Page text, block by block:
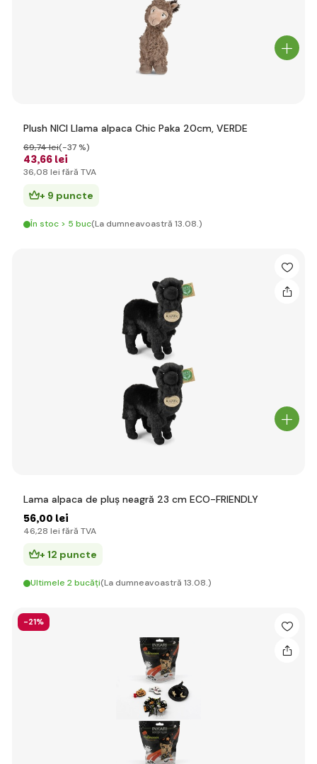
Plush NICI Llama alpaca Chic Paka 20cm, VERDE
43,66 lei
69,74 lei(-37 %)
36,08 lei fără TVA
+ 9 puncte
În stoc > 5 buc(La dumneavoastră 13.08.)
Lama alpaca de pluș neagră 23 cm ECO-FRIENDLY
56,00 lei
46,28 lei fără TVA
+ 12 puncte
Ultimele 2 bucăți(La dumneavoastră 13.08.)
-21%